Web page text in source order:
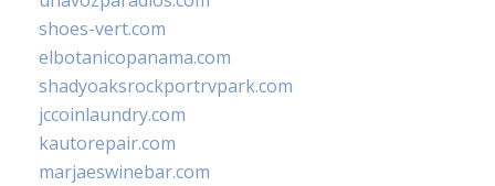
shoes-vert.com
elbotanicopanama.com
shadyoaksrockportrvpark.com
jccoinlaundry.com
kautorepair.com
marjaeswinebar.com